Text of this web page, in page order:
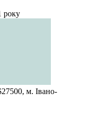
року
м. Івано-